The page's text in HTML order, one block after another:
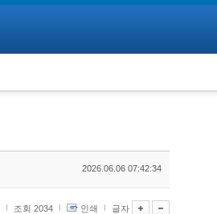
2026.06.06 07:42:34
조회 2034 인쇄 글자